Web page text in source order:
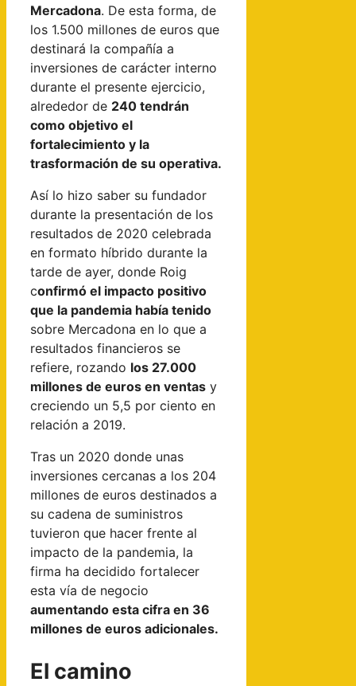
Mercadona. De esta forma, de
los 1.500 millones de euros que
destinará la compañía a
inversiones de carácter interno
durante el presente ejercicio,
alrededor de 240 tendrán
como objetivo el
fortalecimiento y la
trasformación de su operativa.
Así lo hizo saber su fundador
durante la presentación de los
resultados de 2020 celebrada
en formato híbrido durante la
tarde de ayer, donde Roig
confirmó el impacto positivo
que la pandemia había tenido
sobre Mercadona en lo que a
resultados financieros se
refiere, rozando los 27.000
millones de euros en ventas y
creciendo un 5,5 por ciento en
relación a 2019.
Tras un 2020 donde unas
inversiones cercanas a los 204
millones de euros destinados a
su cadena de suministros
tuvieron que hacer frente al
impacto de la pandemia, la
firma ha decidido fortalecer
esta vía de negocio
aumentando esta cifra en 36
millones de euros adicionales.
El camino